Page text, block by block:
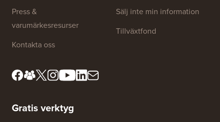
Webbplatslänkar
Om oss
Redaktionella standarder
Möt vårt granskningsråd
varumärkesresurser
Sekretesspolicy